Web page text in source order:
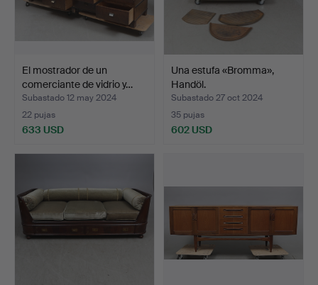
El mostrador de un
comerciante de vidrio y…
Subastado 12 may 2024
22 pujas
633 USD
Una estufa «Bromma»,
Handöl.
Subastado 27 oct 2024
35 pujas
602 USD